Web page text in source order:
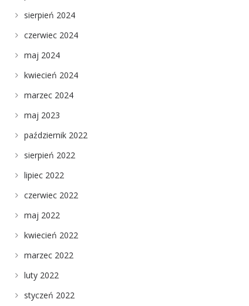
sierpień 2024
czerwiec 2024
maj 2024
kwiecień 2024
marzec 2024
maj 2023
październik 2022
sierpień 2022
lipiec 2022
czerwiec 2022
maj 2022
kwiecień 2022
marzec 2022
luty 2022
styczeń 2022